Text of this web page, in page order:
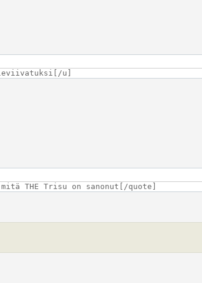
u]
THE Trisu on sanonut[/quote]